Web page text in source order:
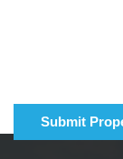
Submit